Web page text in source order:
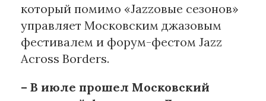
который помимо «Jazzовые сезонов»
управляет Московским джазовым
фестивалем и форум-фестом Jazz
Across Borders.
– В июле прошел Московский